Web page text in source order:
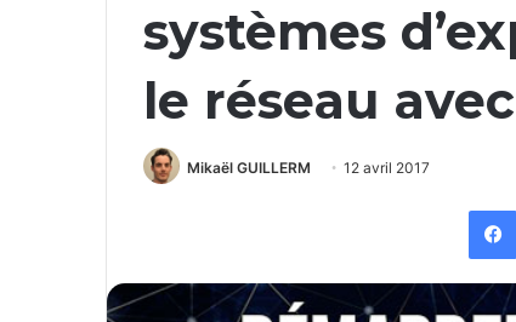
systèmes
le réseau
Mikaël GUILLERM 12 avril 2017